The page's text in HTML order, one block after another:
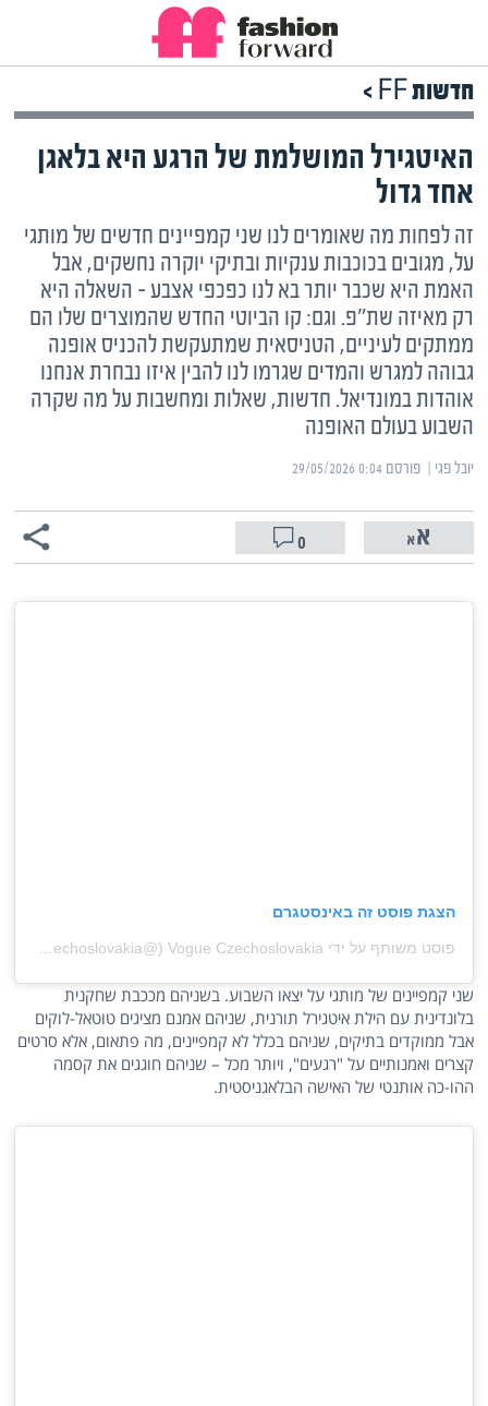
חדשות FF >
האיטגירל המושלמת של הרגע היא בלאגן
אחד גדול
זה לפחות מה שאומרים לנו שני קמפיינים חדשים של מותגי
על, מגובים בכוכבות ענקיות ובתיקי יוקרה נחשקים, אבל
האמת היא שכבר יותר בא לנו כפכפי אצבע – השאלה היא
רק מאיזה שת"פ. וגם: קו הביוטי החדש שהמוצרים שלו הם
ממתקים לעיניים, הטניסאית שמתעקשת להכניס אופנה
גבוהה למגרש והמדים שגרמו לנו להבין איזו נבחרת אנחנו
אוהדות במונדיאל. חדשות, שאלות ומחשבות על מה שקרה
השבוע בעולם האופנה
יובל פגי | ‏פורסם ‎29/05/2026 0:04
0
הצגת פוסט זה באינסטגרם
פוסט משותף על ידי ‏‎Vogue Czechoslovakia‎‏ (@‏‎vogueczechoslovakia‎‏)
שני קמפיינים של מותגי על יצאו השבוע. בשניהם מככבת שחקנית
בלונדינית עם הילת איטגירל תורנית, שניהם אמנם מציגים טוטאל-לוקים
אבל ממוקדים בתיקים, שניהם בכלל לא קמפיינים, מה פתאום, אלא סרטים
קצרים ואמנותיים על "רגעים", ויותר מכל – שניהם חוגגים את קסמה
ההו-כה אותנטי של האישה הבלאגניסטית.